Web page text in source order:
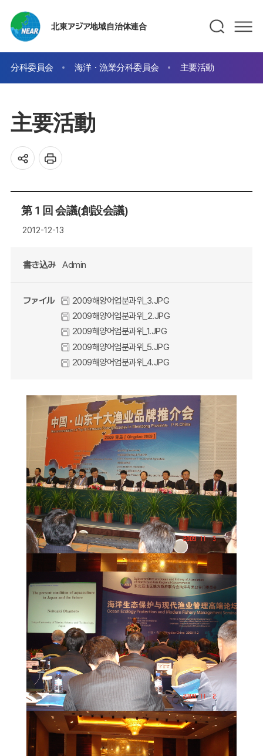
北東アジア地域自治体連合
分科委員会 海洋・漁業分科委員会 主要活動
主要活動
第１回 会議(創設会議)
2012-12-13
書き込み Admin
ファイル
2009해양어업분과위_3.JPG
2009해양어업분과위_2.JPG
2009해양어업분과위_1.JPG
2009해양어업분과위_5.JPG
2009해양어업분과위_4.JPG